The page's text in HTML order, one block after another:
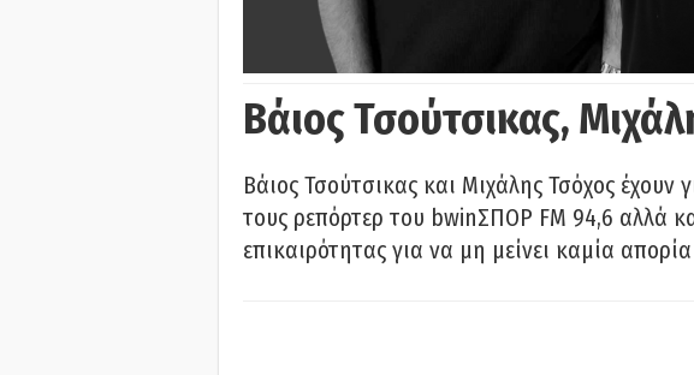
Βάιος Τσούτσικας,
Βάιος Τσούτσικας και Μιχάλης Τσόχος έχουν
τους ρεπόρτερ του bwinΣΠΟΡ FM 94,6 αλλά
επικαιρότητας για να μη μείνει καμία